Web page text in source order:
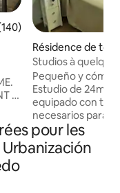
de 4,99 sur 5,
Résidence de
govie
Studios à
studio double
Pequeño y
Estudio de
equipado con
necesarios para
la ciudad. Todos
completamente
elementos
pour les